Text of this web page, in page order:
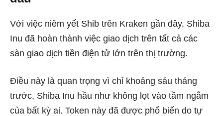
Với việc niêm yết Shib trên Kraken gần đây, Shiba
Inu đã hoàn thành việc giao dịch trên tất cả các
sàn giao dịch tiền điện tử lớn trên thị trường.
Điều này là quan trọng vì chỉ khoảng sáu tháng
trước, Shiba Inu hầu như không lọt vào tầm ngắm
của bất kỳ ai. Token này đã được phổ biến do tự